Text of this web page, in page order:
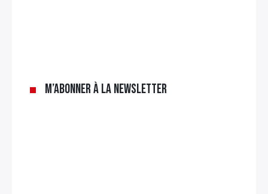
M’abonner à la newsletter